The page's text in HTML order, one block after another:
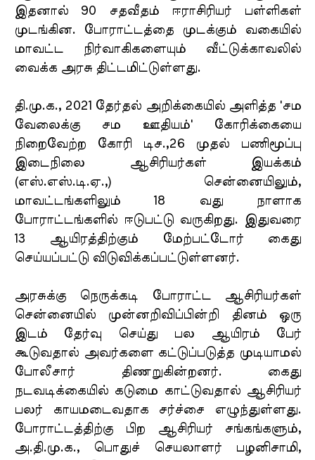
இதனால் 90 சதவீதம் ஈராசிரியர் பள்ளிகள்
முடங்கின. போராட்டத்தை முடக்கும் வகையில்
மாவட்ட நிர்வாகிகளையும் வீட்டுக்காவலில்
வைக்க அரசு திட்டமிட்டுள்ளது.
தி.மு.க., 2021 தேர்தல் அறிக்கையில் அளித்த 'சம
வேலைக்கு சம ஊதியம்' கோரிக்கையை
நிறைவேற்ற கோரி டிச.,26 முதல் பணிமூப்பு
இடைநிலை ஆசிரியர்கள் இயக்கம்
(எஸ்.எஸ்.டி.ஏ.,) சென்னையிலும்,
மாவட்டங்களிலும் 18 வது நாளாக
போராட்டங்களில் ஈடுபட்டு வருகிறது. இதுவரை
13 ஆயிரத்திற்கும் மேற்பட்டோர் கைது
செய்யப்பட்டு விடுவிக்கப்பட்டுள்ளனர்.
அரசுக்கு நெருக்கடி போராட்ட ஆசிரியர்கள்
சென்னையில் முன்னறிவிப்பின்றி தினம் ஒரு
இடம் தேர்வு செய்து பல ஆயிரம் பேர்
கூடுவதால் அவர்களை கட்டுப்படுத்த முடியாமல்
போலீசார் திணறுகின்றனர். கைது
நடவடிக்கையில் கடுமை காட்டுவதால் ஆசிரியர்
பலர் காயமடைவதாக சர்ச்சை எழுந்துள்ளது.
போராட்டத்திற்கு பிற ஆசிரியர் சங்கங்களும்,
அ.தி.மு.க., பொதுச் செயலாளர் பழனிசாமி,